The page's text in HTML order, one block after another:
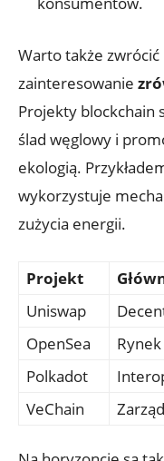
Warto także
zainteresowanie
Projekty blockchain
ślad węglowy i
ekologią.
wykorzystuje
zużycia energii.
Projekt
Uniswap
OpenSea
Polkadot
VeChain